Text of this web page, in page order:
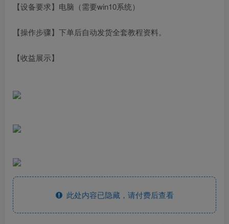
【设备要求】电脑（需要win10系统）
【操作步骤】下单后自动发货全套教程资料。
【收益展示】
此处内容已隐藏，请付费后查看